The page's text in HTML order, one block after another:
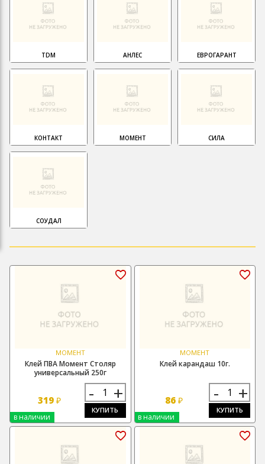
TDM АНЛЕС ЕВРОГАРАНТ
КОНТАКТ МОМЕНТ СИЛА
СОУДАЛ
МОМЕНТ
Клей ПВА Момент Столяр
универсальный 250г
319₽ - +
КУПИТЬ
в наличии
МОМЕНТ
Клей карандаш 10г.
86₽ - +
КУПИТЬ
в наличии